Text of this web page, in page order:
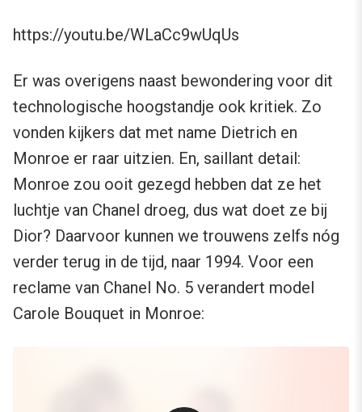
https://youtu.be/WLaCc9wUqUs
Er was overigens naast bewondering voor dit
technologische hoogstandje ook kritiek. Zo
vonden kijkers dat met name Dietrich en
Monroe er raar uitzien. En, saillant detail:
Monroe zou ooit gezegd hebben dat ze het
luchtje van Chanel droeg, dus wat doet ze bij
Dior? Daarvoor kunnen we trouwens zelfs nóg
verder terug in de tijd, naar 1994. Voor een
reclame van Chanel No. 5 verandert model
Carole Bouquet in Monroe: